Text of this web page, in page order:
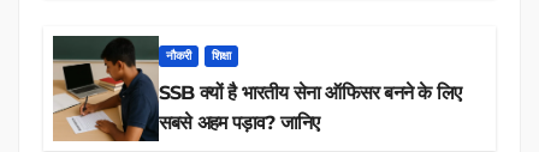
नौकरी शिक्षा
SSB क्यों है भारतीय सेना ऑफिसर बनने के लिए
सबसे अहम पड़ाव? जानिए